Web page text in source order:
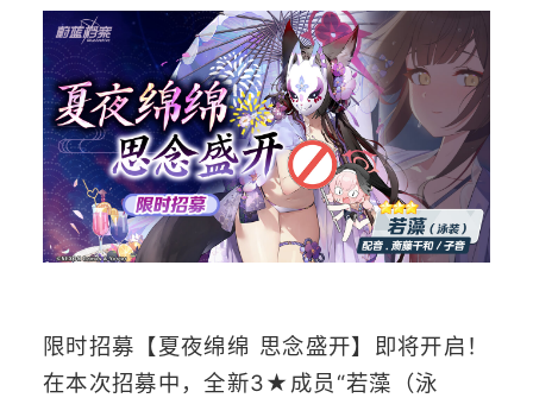
限时招募【夏夜绵绵 思念盛开】即将开启！
在本次招募中，全新3★成员“若藻（泳